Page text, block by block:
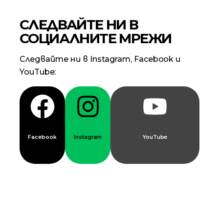
СЛЕДВАЙТЕ НИ В
СОЦИАЛНИТЕ МРЕЖИ
Следвайте ни в Instagram, Facebook и
YouTube:
Facebook Instagram YouTube